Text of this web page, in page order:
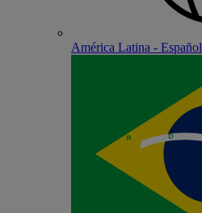
América Latina - Español